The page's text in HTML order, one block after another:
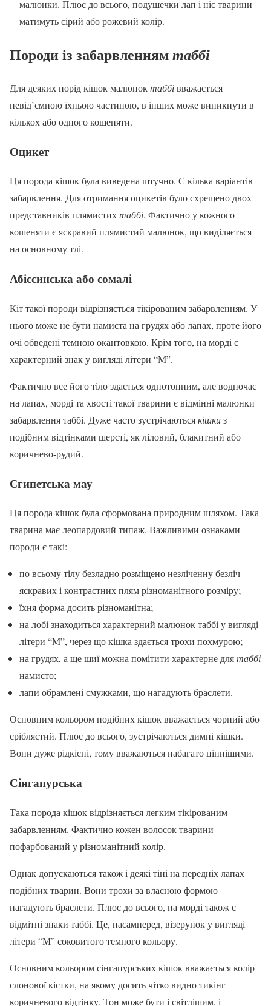
малюнки. Плюс до всього, подушечки лап і ніс тварини
матимуть сірий або рожевий колір.
Породи із забарвленнямтаббі
Для деяких порід кішок малюноктаббівважається
невід’ємною їхньою частиною, в інших може виникнути в
кількох або одного кошеняти.
Оцикет
Ця порода кішок була виведена штучно. Є кілька варіантів
забарвлення. Для отримання оцикетів було схрещено двох
представників плямистихтаббі. Фактично у кожного
кошеняти є яскравий плямистий малюнок, що виділяється
на основному тлі.
Абіссинська або сомалі
Кіт такої породи відрізняється тікірованим забарвленням. У
нього може не бути намиста на грудях або лапах, проте його
очі обведені темною окантовкою. Крім того, на морді є
характерний знак у вигляді літери “М”.
Фактично все його тіло здається однотонним, але водночас
на лапах, морді та хвості такої тварини є відмінні малюнки
забарвлення таббі. Дуже часто зустрічаютьсякішкиз
подібним відтінками шерсті, як ліловий, блакитний або
коричнево-рудий.
Єгипетська мау
Ця порода кішок була сформована природним шляхом. Така
тварина має леопардовий типаж. Важливими ознаками
породи є такі:
по всьому тілу безладно розміщено незліченну безліч
яскравих і контрастних плям різноманітного розміру;
їхня форма досить різноманітна;
на лобі знаходиться характерний малюнок таббі у вигляді
літери “М”, через що кішка здається трохи похмурою;
на грудях, а ще шиї можна помітити характерне длятаббі
намисто;
лапи обрамлені смужками, що нагадують браслети.
Основним кольором подібних кішок вважається чорний або
сріблястий. Плюс до всього, зустрічаються димні кішки.
Вони дуже рідкісні, тому вважаються набагато ціннішими.
Сінгапурська
Така порода кішок відрізняється легким тікірованим
забарвленням. Фактично кожен волосок тварини
пофарбований у різноманітний колір.
Однак допускаються також і деякі тіні на передніх лапах
подібних тварин. Вони трохи за власною формою
нагадують браслети. Плюс до всього, на морді також є
відмітні знаки таббі. Це, насамперед, візерунок у вигляді
літери “М” соковитого темного кольору.
Основним кольором сінгапурських кішок вважається колір
слонової кістки, на якому досить чітко видно тикінг
коричневого відтінку. Тон може бути і світлішим, і